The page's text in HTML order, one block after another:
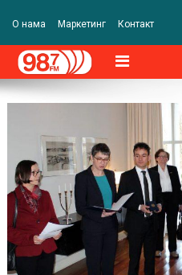
О нама Маркетинг Контакт